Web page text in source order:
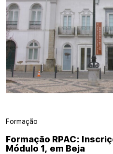
Formação
Formação RPAC:
Módulo 1, em Beja